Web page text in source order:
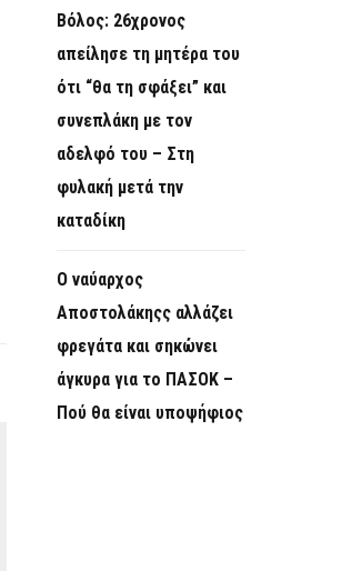
Βόλος: 26χρονος
απείλησε τη μητέρα του
ότι “θα τη σφάξει” και
συνεπλάκη με τον
αδελφό του – Στη
φυλακή μετά την
καταδίκη
Ο ναύαρχος
Αποστολάκηςς αλλάζει
φρεγάτα και σηκώνει
άγκυρα για το ΠΑΣΟΚ –
Πού θα είναι υποψήφιος